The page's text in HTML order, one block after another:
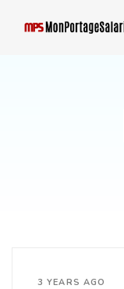
3 YEARS AGO